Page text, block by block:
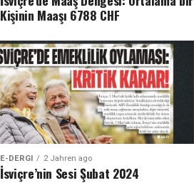
Kişinin Maaşı 6788 CHF
E-DERGI 2 Jahren ago
İsviçre’nin Sesi Şubat 2024